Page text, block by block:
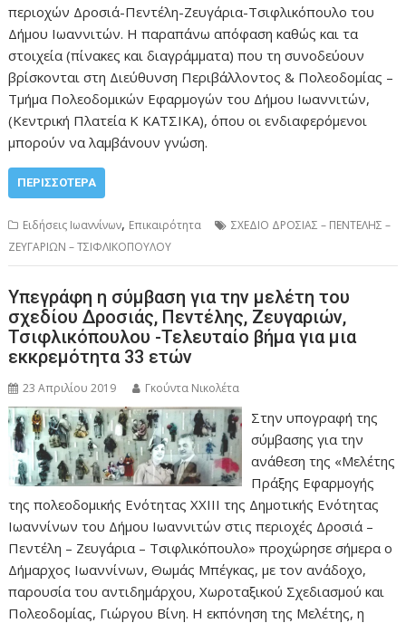
περιοχών Δροσιά-Πεντέλη-Ζευγάρια-Τσιφλικόπουλο του
Δήμου Ιωαννιτών. Η παραπάνω απόφαση καθώς και τα
στοιχεία (πίνακες και διαγράμματα) που τη συνοδεύουν
βρίσκονται στη Διεύθυνση Περιβάλλοντος & Πολεοδομίας –
Τμήμα Πολεοδομικών Εφαρμογών του Δήμου Ιωαννιτών,
(Κεντρική Πλατεία Κ ΚΑΤΣΙΚΑ), όπου οι ενδιαφερόμενοι
μπορούν να λαμβάνουν γνώση.
ΠΕΡΙΣΣΌΤΕΡΑ
Ειδήσεις Ιωαννίνων, Επικαιρότητα
ΣΧΕΔΙΟ ΔΡΟΣΙΑΣ – ΠΕΝΤΕΛΗΣ –
ΖΕΥΓΑΡΙΩΝ – ΤΣΙΦΛΙΚΟΠΟΥΛΟΥ
Υπεγράφη η σύμβαση για την μελέτη του
σχεδίου Δροσιάς, Πεντέλης, Ζευγαριών,
Τσιφλικόπουλου -Τελευταίο βήμα για μια
εκκρεμότητα 33 ετών
23 Απριλίου 2019 Γκούντα Νικολέτα
Στην υπογραφή της
σύμβασης για την
ανάθεση της «Μελέτης
Πράξης Εφαρμογής
της πολεοδομικής Ενότητας ΧΧΙΙΙ της Δημοτικής Ενότητας
Ιωαννίνων του Δήμου Ιωαννιτών στις περιοχές Δροσιά –
Πεντέλη – Ζευγάρια – Τσιφλικόπουλο» προχώρησε σήμερα ο
Δήμαρχος Ιωαννίνων, Θωμάς Μπέγκας, με τον ανάδοχο,
παρουσία του αντιδημάρχου, Χωροταξικού Σχεδιασμού και
Πολεοδομίας, Γιώργου Βίνη. Η εκπόνηση της Μελέτης, η